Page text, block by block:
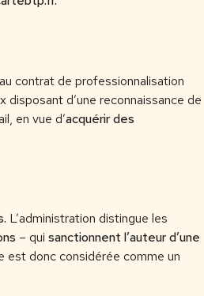
au contrat de professionnalisation
d’une reconnaissance de
en vue d’acquérir des
L’administration distingue les
– qui sanctionnent l’auteur d’une
est donc considérée comme un